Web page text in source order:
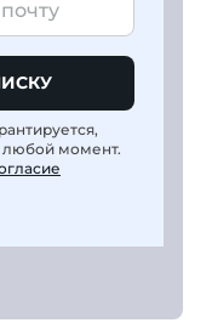
любой момент.